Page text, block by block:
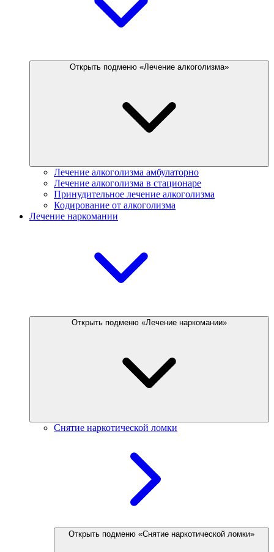
Открыть подменю «Лечение алкоголизма»
Лечение алкоголизма амбулаторно
Лечение алкоголизма в стационаре
Принудительное лечение алкоголизма
Кодирование от алкоголизма
Лечение наркомании
Открыть подменю «Лечение наркомании»
Снятие наркотической ломки
Открыть подменю «Снятие наркотической ломки»